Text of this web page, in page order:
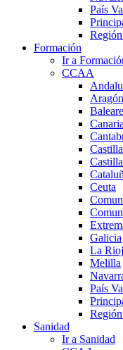
País
Formación
Ir a
CCAA
Aragón
Ceuta
Galicia
La
Melilla
País
Sanidad
Ir a Sanidad